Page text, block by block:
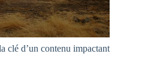
clé d’un contenu impactant